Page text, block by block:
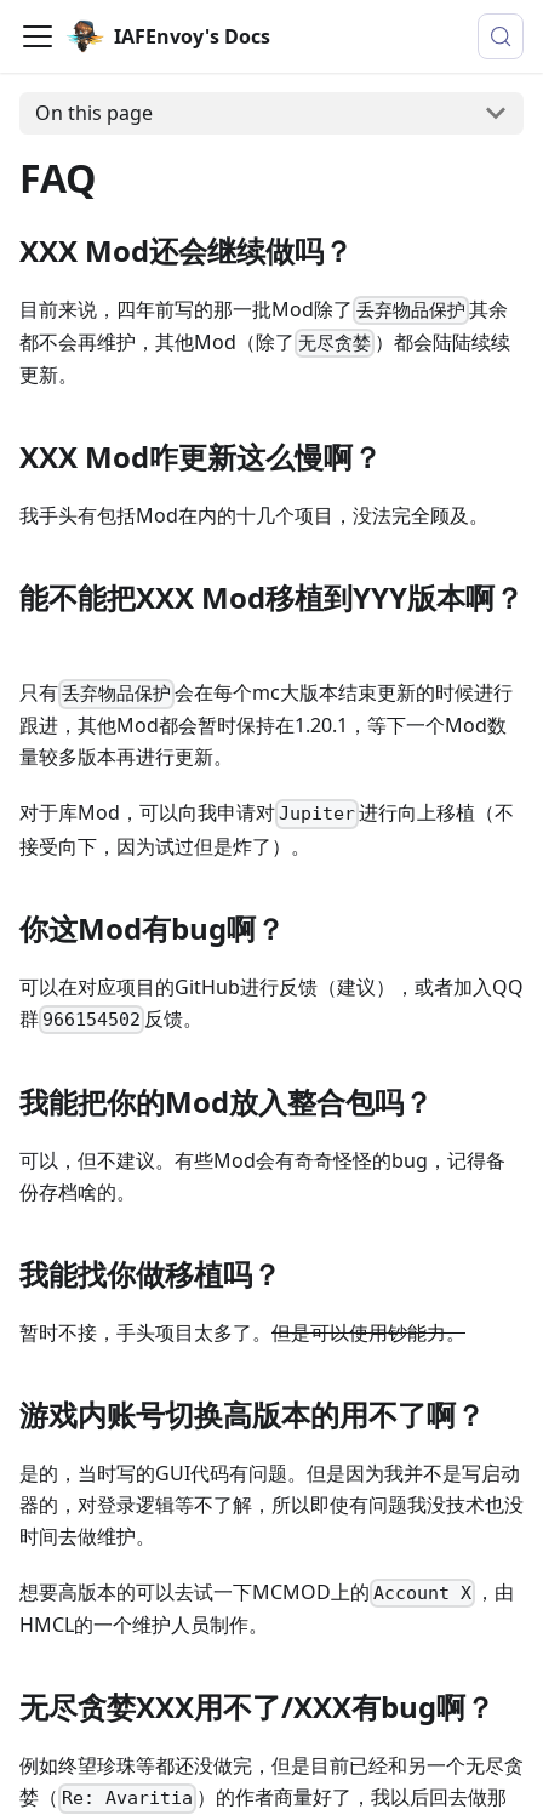
IAFEnvoy's Docs
On this page
FAQ
XXX Mod还会继续做吗？
目前来说，四年前写的那一批Mod除了 丢弃物品保护 其余
都不会再维护，其他Mod（除了 无尽贪婪 ）都会陆陆续续
更新。
XXX Mod咋更新这么慢啊？
我手头有包括Mod在内的十几个项目，没法完全顾及。
能不能把XXX Mod移植到YYY版本啊？
只有丢弃物品保护 会在每个mc大版本结束更新的时候进行
跟进，其他Mod都会暂时保持在1.20.1，等下一个Mod数
量较多版本再进行更新。
对于库Mod，可以向我申请对Jupiter进行向上移植（不
接受向下，因为试过但是炸了）。
你这Mod有bug啊？
可以在对应项目的GitHub进行反馈（建议），或者加入QQ
群 966154502 反馈。
我能把你的Mod放入整合包吗？
可以，但不建议。有些Mod会有奇奇怪怪的bug，记得备
份存档啥的。
我能找你做移植吗？
暂时不接，手头项目太多了。 但是可以使用钞能力。
游戏内账号切换高版本的用不了啊？
是的，当时写的GUI代码有问题。但是因为我并不是写启动
器的，对登录逻辑等不了解，所以即使有问题我没技术也没
时间去做维护。
想要高版本的可以去试一下MCMOD上的 Account X ，由
HMCL的一个维护人员制作。
无尽贪婪XXX用不了/XXX有bug啊？
例如终望珍珠等都还没做完，但是目前已经和另一个无尽贪
婪（ Re: Avaritia ）的作者商量好了，我以后回去做那